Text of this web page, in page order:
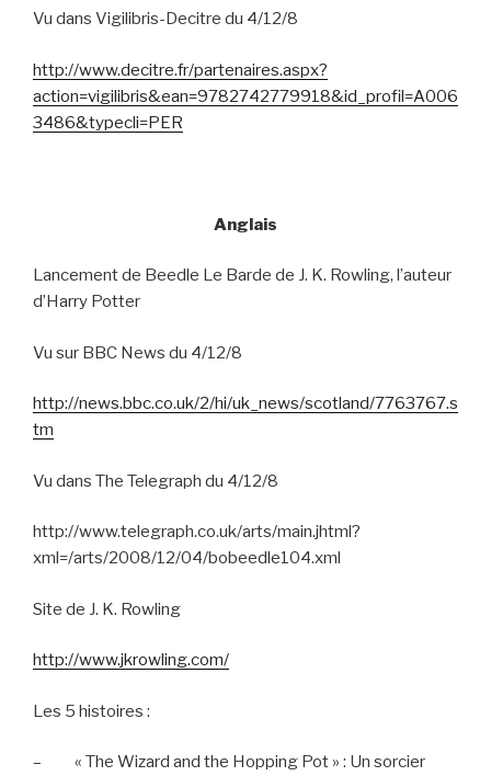
Vu dans Vigilibris-Decitre du 4/12/8
http://www.decitre.fr/partenaires.aspx?
action=vigilibris&ean=9782742779918&id_profil=A006
3486&typecli=PER
Anglais
Lancement de Beedle Le Barde de J. K. Rowling, l’auteur
d’Harry Potter
Vu sur BBC News du 4/12/8
http://news.bbc.co.uk/2/hi/uk_news/scotland/7763767.s
tm
Vu dans The Telegraph du 4/12/8
http://www.telegraph.co.uk/arts/main.jhtml?
xml=/arts/2008/12/04/bobeedle104.xml
Site de J. K. Rowling
http://www.jkrowling.com/
Les 5 histoires :
– « The Wizard and the Hopping Pot » : Un sorcier